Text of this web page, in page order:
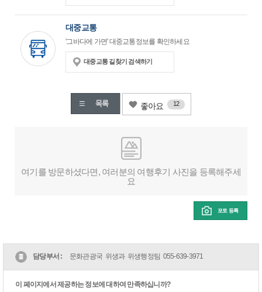
대중교통
'그바다에 가면' 대중교통정보를 확인하세요
대중교통 길찾기 검색하기
좋아요 12
여기를 방문하셨다면, 여러분의 여행후기 사진을 등록해주세
요
포토 등록
담당부서 : 문화관광국 위생과 위생행정팀 055-639-3971
이 페이지에서 제공하는 정보에 대하여 만족하십니까?